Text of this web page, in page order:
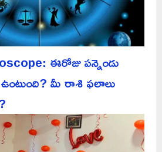
ఈరోజు పన్నెండు
మీ రాశి ఫలాలు